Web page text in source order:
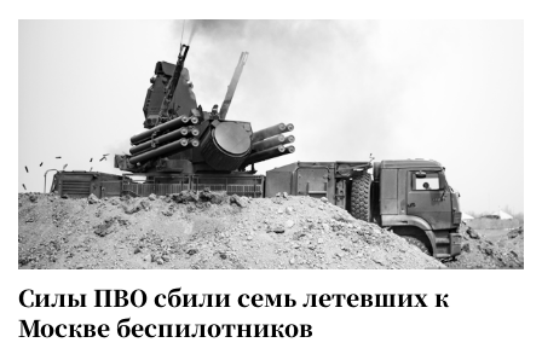
Силы ПВО сбили семь летевших к
Москве беспилотников